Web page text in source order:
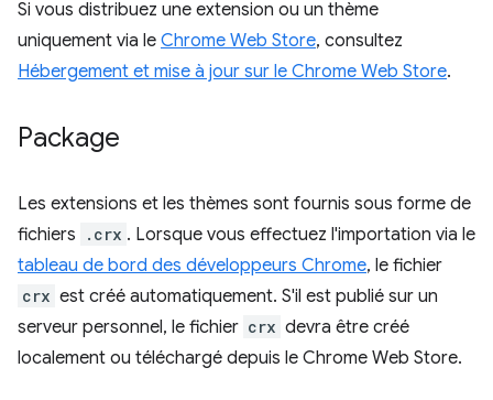
Si vous distribuez une extension ou un thème
uniquement via le Chrome Web Store, consultez
Hébergement et mise à jour sur le Chrome Web Store.
Package
Les extensions et les thèmes sont fournis sous forme de
fichiers
.crx . Lorsque vous effectuez l'importation via le
tableau de bord des développeurs Chrome, le fichier
crx est créé automatiquement. S'il est publié sur un
serveur personnel, le fichier crx devra être créé
localement ou téléchargé depuis le Chrome Web Store.